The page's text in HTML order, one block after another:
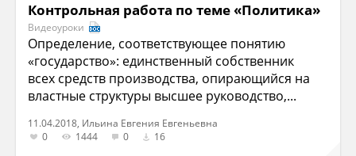
Контрольная работа по теме «Политика»
Видеоуроки
Определение, соответствующее понятию
«государство»: единственный собственник
всех средств производства, опирающийся на
властные структуры высшее руководство,...
11.04.2018, Ильина Евгения Евгеньевна
0
1444 0 16